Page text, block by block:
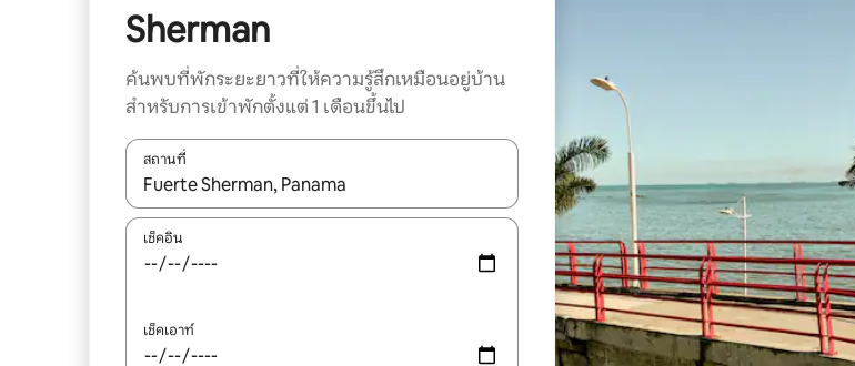
Sherman
ค้นพบที่พักระยะยาวที่ให้ความรู้สึกเหมือนอยู่บ้าน
สำหรับการเข้าพักตั้งแต่ 1 เดือนขึ้นไป
สถานที่
ใช้ลูกศรขึ้นลง หรือใช้การสัมผัสหรือปัด เพื่อสำรวจผลการค้นหา
เช็คอิน
เช็คเอาท์